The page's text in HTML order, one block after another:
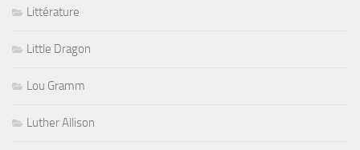
Littérature
Little Dragon
Lou Gramm
Luther Allison